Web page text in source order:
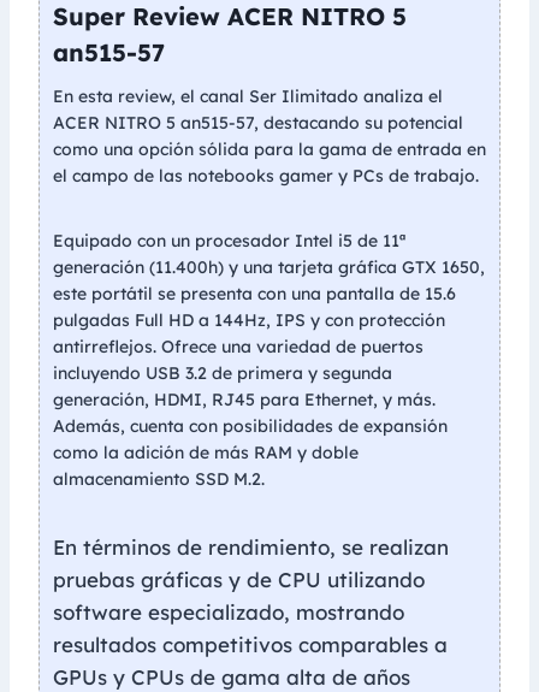
Super Review ACER NITRO 5
an515-57
En esta review, el canal Ser Ilimitado analiza el
ACER NITRO 5 an515-57, destacando su potencial
como una opción sólida para la gama de entrada en
el campo de las notebooks gamer y PCs de trabajo.
Equipado con un procesador Intel i5 de 11ª
generación (11.400h) y una tarjeta gráfica GTX 1650,
este portátil se presenta con una pantalla de 15.6
pulgadas Full HD a 144Hz, IPS y con protección
antirreflejos. Ofrece una variedad de puertos
incluyendo USB 3.2 de primera y segunda
generación, HDMI, RJ45 para Ethernet, y más.
Además, cuenta con posibilidades de expansión
como la adición de más RAM y doble
almacenamiento SSD M.2.
En términos de rendimiento, se realizan
pruebas gráficas y de CPU utilizando
software especializado, mostrando
resultados competitivos comparables a
GPUs y CPUs de gama alta de años